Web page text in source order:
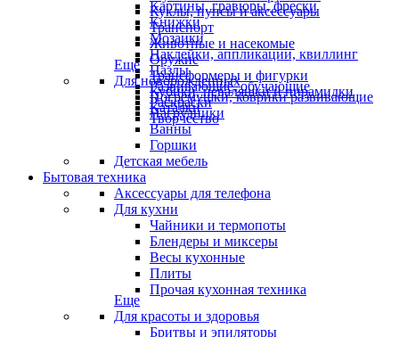
Куклы, пупсы и аксессуары
Транспорт
Животные и насекомые
Оружие
Трансформеры и фигурки
Кубики, неваляшки и пирамидки
Каталки
Картины, гравюры, фрески
Книжки
Мозаики
Наклейки, аппликации, квиллинг
Пазлы
Развивающие, обучающие
Раскраски
Творчество
Еще
Для новорожденных
Погремушки, коврики развивающие
Нагрудники
Ванны
Горшки
Детская мебель
Бытовая техника
Аксессуары для телефона
Для кухни
Чайники и термопоты
Блендеры и миксеры
Весы кухонные
Плиты
Прочая кухонная техника
Еще
Для красоты и здоровья
Бритвы и эпиляторы